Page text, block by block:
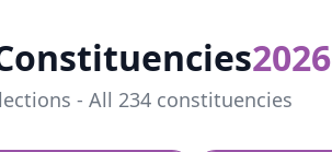
2026
- All 234 constituencies